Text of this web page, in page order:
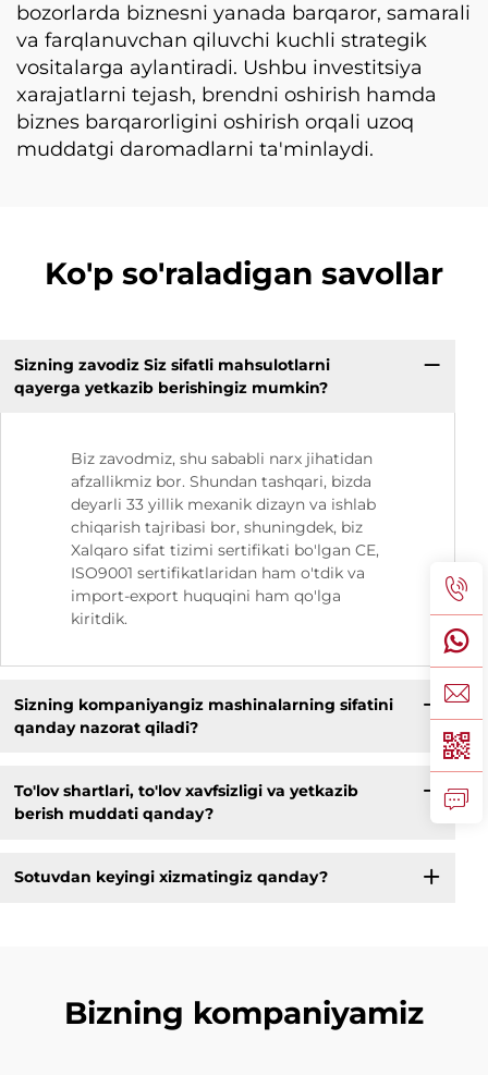
bozorlarda biznesni yanada barqaror, samarali
va farqlanuvchan qiluvchi kuchli strategik
vositalarga aylantiradi. Ushbu investitsiya
xarajatlarni tejash, brendni oshirish hamda
biznes barqarorligini oshirish orqali uzoq
muddatgi daromadlarni ta'minlaydi.
Ko'p so'raladigan savollar
Sizning zavodiz Siz sifatli mahsulotlarni
qayerga yetkazib berishingiz mumkin?
Biz zavodmiz, shu sababli narx jihatidan
afzallikmiz bor. Shundan tashqari, bizda
deyarli 33 yillik mexanik dizayn va ishlab
chiqarish tajribasi bor, shuningdek, biz
Xalqaro sifat tizimi sertifikati bo'lgan CE,
ISO9001 sertifikatlaridan ham o'tdik va
import-export huquqini ham qo'lga
kiritdik.
Sizning kompaniyangiz mashinalarning sifatini
qanday nazorat qiladi?
To'lov shartlari, to'lov xavfsizligi va yetkazib
berish muddati qanday?
Sotuvdan keyingi xizmatingiz qanday?
Bizning kompaniyamiz